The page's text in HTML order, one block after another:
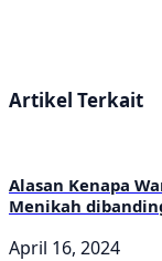
Artikel Terkait
Alasan Kenapa
Menikah
April 16, 2024